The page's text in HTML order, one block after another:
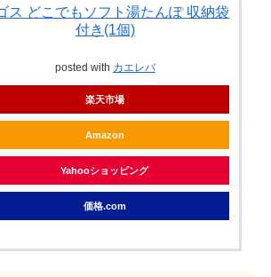
ス どこでもソフト湯たんぽ 収納袋
付き(1個)
posted with カエレバ
楽天市場
Amazon
Yahooショッピング
価格.com